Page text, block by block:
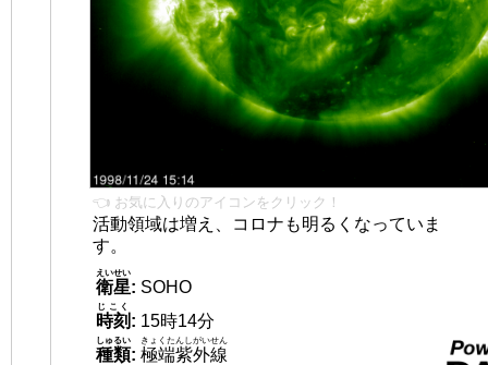
👈 お気に入りのアイコンをクリック！
活動領域は増え、コロナも明るくなっていま
す。
衛星
えいせい
: SOHO
時刻
じこく
: 15時14分
種類
しゅるい
: 極端紫外線
きょくたんしがいせん